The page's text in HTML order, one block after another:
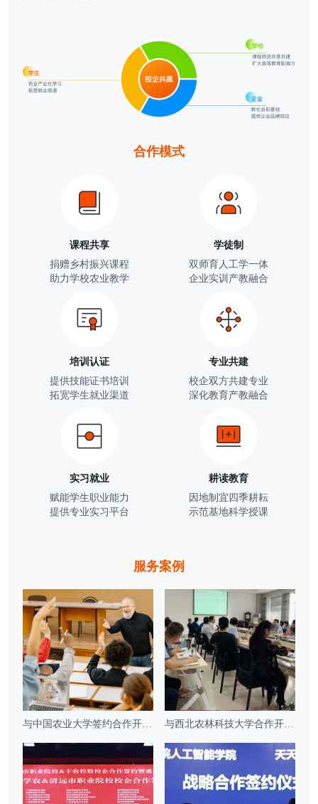
合作模式
课程共享
捐赠乡村振兴课程
助力学校农业教学
学徒制
双师育人工学一体
企业实训产教融合
培训认证
提供技能证书培训
拓宽学生就业渠道
专业共建
校企双方共建专业
深化教育产教融合
实习就业
赋能学生职业能力
提供专业实习平台
耕读教育
因地制宜四季耕耘
示范基地科学授课
服务案例